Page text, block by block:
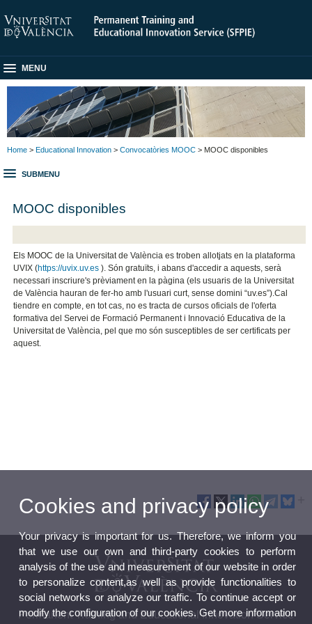
MENU
Home > Educational Innovation > Convocatòries MOOC > MOOC disponibles
SUBMENU
MOOC disponibles
Els MOOC de la Universitat de València es troben allotjats en la plataforma
UVIX (https://uvix.uv.es ). Són gratuïts, i abans d'accedir a aquests, serà
necessari inscriure's prèviament en la pàgina (els usuaris de la Universitat
de València hauran de fer-ho amb l'usuari curt, sense domini “uv.es”).Cal
tiendre en compte, en tot cas, no es tracta de cursos oficials de l'oferta
formativa del Servei de Formació Permanent i Innovació Educativa de la
Universitat de València, pel que mo són susceptibles de ser certificats per
aquest.
Permanent Training and Educational Innovation Service
Cookies and privacy policy
Your privacy is important for us. Therefore, we inform you
that we use our own and third-party cookies to perform
analysis of the use and measurement of our website in order
to personalize content,as well as provide functionalities to
social networks or analyze our traffic. To continue accept or
modify the configuration of our cookies. Get more information